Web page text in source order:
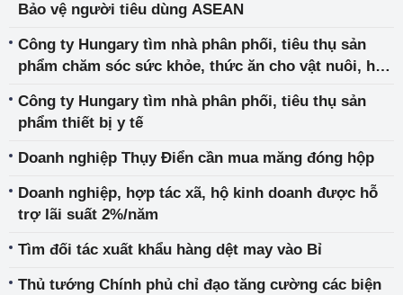
Bảo vệ người tiêu dùng ASEAN
Công ty Hungary tìm nhà phân phối, tiêu thụ sản
phẩm chăm sóc sức khỏe, thức ăn cho vật nuôi, hóa
Công ty Hungary tìm nhà phân phối, tiêu thụ sản
phẩm thiết bị y tế
Doanh nghiệp Thụy Điển cần mua măng đóng hộp
Doanh nghiệp, hợp tác xã, hộ kinh doanh được hỗ
trợ lãi suất 2%/năm
Tìm đối tác xuất khẩu hàng dệt may vào Bỉ
Thủ tướng Chính phủ chỉ đạo tăng cường các biện